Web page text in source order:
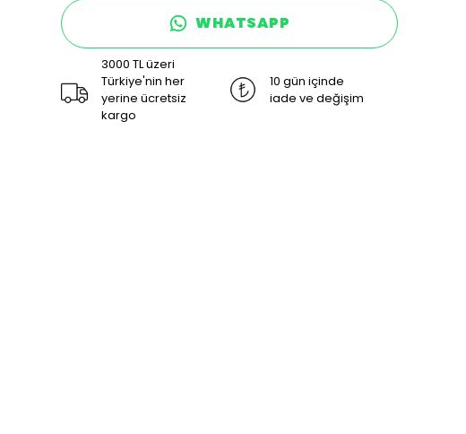
WHATSAPP
3000 TL üzeri
Türkiye'nin her
yerine ücretsiz
kargo
10 gün içinde
iade ve değişim